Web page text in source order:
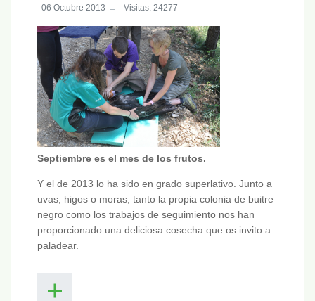
06 Octubre 2013 Visitas: 24277
Septiembre es el mes de los frutos.
Y el de 2013 lo ha sido en grado superlativo. Junto a
uvas, higos o moras, tanto la propia colonia de buitre
negro como los trabajos de seguimiento nos han
proporcionado una deliciosa cosecha que os invito a
paladear.